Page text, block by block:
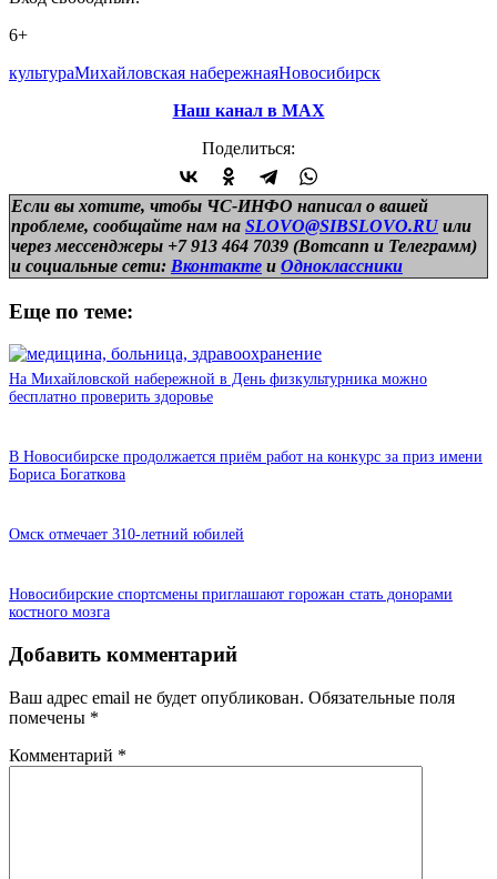
6+
культураМихайловская набережнаяНовосибирск
Наш канал в МАХ
Поделиться:
Если вы хотите, чтобы ЧС-ИНФО написал о вашей
проблеме, сообщайте нам на SLOVO@SIBSLOVO.RU или
через мессенджеры +7 913 464 7039 (Вотсапп и Телеграмм)
и социальные сети: Вконтакте и Одноклассники
Еще по теме:
На Михайловской набережной в День физкультурника можно
бесплатно проверить здоровье
В Новосибирске продолжается приём работ на конкурс за приз имени
Бориса Богаткова
Омск отмечает 310-летний юбилей
Новосибирские спортсмены приглашают горожан стать донорами
костного мозга
Добавить комментарий
Ваш адрес email не будет опубликован. Обязательные поля
помечены *
Комментарий *